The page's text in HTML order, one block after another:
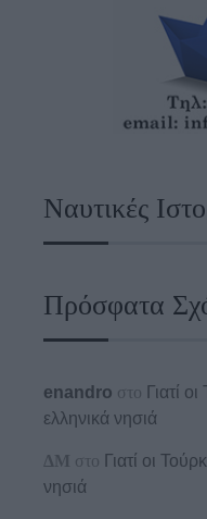
Ναυτικές
Πρόσφατα
enandro στο Γιατί
ελληνικά νησιά
ΔΜ στο Γιατί οι
νησιά